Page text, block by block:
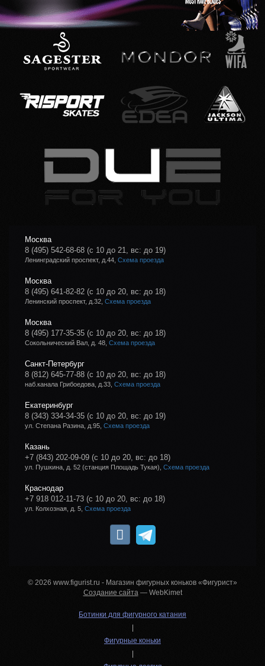
Москва
8 (495) 542-68-68 (с 10 до 21, вс: до 19)
Ленинградский проспект, д.44, Схема проезда
Москва
8 (495) 641-82-82 (с 10 до 20, вс: до 18)
Ленинский проспект, д.32, Схема проезда
Москва
8 (495) 177-35-35 (с 10 до 20, вс: до 18)
Сокольнический Вал, д. 48, Схема проезда
Санкт-Петербург
8 (812) 645-77-88 (с 10 до 20, вс: до 18)
наб.канала Грибоедова, д.33, Схема проезда
Екатеринбург
8 (343) 334-34-35 (с 10 до 20, вс: до 19)
ул. Степана Разина, д.95, Схема проезда
Казань
+7 (843) 202-09-09 (с 10 до 20, вс: до 18)
ул. Пушкина, д. 52 (станция Площадь Тукая), Схема проезда
Краснодар
+7 918 012-11-73 (с 10 до 20, вс: до 18)
ул. Колхозная, д. 5, Схема проезда
© 2026 www.figurist.ru - Магазин фигурных коньков «Фигурист»
Создание сайта— WebKimet
Ботинки для фигурного катания
Фигурные коньки